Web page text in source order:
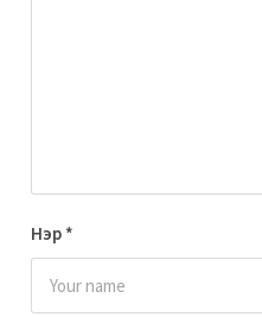
Нэр *